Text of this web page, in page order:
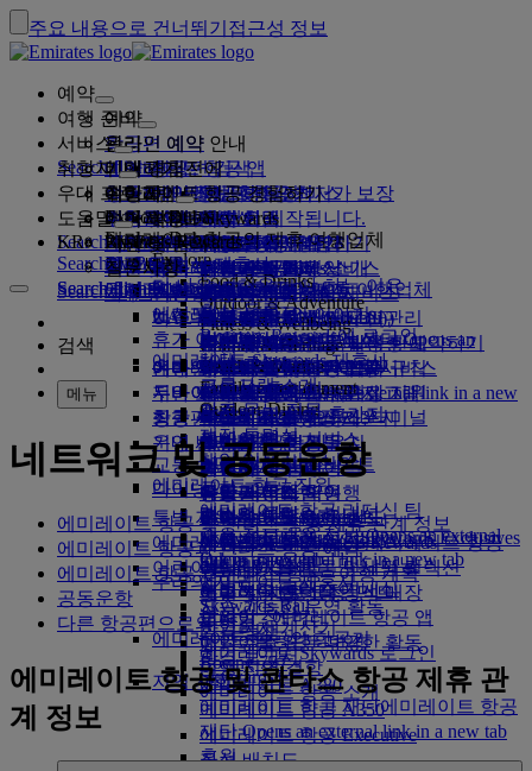
주요 내용으로 건너뛰기 접근성 정보
예약
예약
항공편 예약
항공편 검색
항공편 일정
특별 요금
특별 행사
최저가 파인더
여행 계획
호텔 예약
관광 및 활동
여행 서비스
송영송영 Opens an external link in a new
tab
두바이 연결 서비스
교통 수단
공항 교통편
렌터카 예약
제휴 항공사
온라인 예약 안내
에미레이트 항공 앱
에미레이트 항공 최저가 보장
좌석 선택
내 요금 잡아두기
에미레이트 항공 앱
Search flight
여행 준비
관리
예약 관리
예약 정보 찾아오기
예약 취소
예약 변경
좌석 선택
항공편 업그레이드
전용 운전기사 서비스 관리
몸이 불편한 분들의 여행 예약하기
온라인 체크인
체크인 옵션
항공편 상태
비행하기 전에
여행하기 전에
여행 정보
위험 품목 안내
규정 및 공지
건강
의료 정보 양식(MEDIF)
식이 정보
UAE에서 금지된 약물
두바이 국제공항
에미레이트 항공 제3터미널
터미널 간 이동
출발/도착 공항
셔틀 서비스
수하물
수하물 정보
수하물 정보
위탁 수하물
기내 수하물
추가 수하물 한도 구입
추가 위탁 수하물 허용 한도
두바이에서의 수하물 서비스
지연 또는 손상된 수하물
비자 및 여권
비자 요구 사항 검색
비자 및 여권 정보
USA 여행 허가
UAE 비자
Search flight
서비스
기내 경험
항공편에서 제공하는 서비스
기내 서비스
퍼스트 클래스
비즈니스 클래스
프리미엄 이코노미
이코노미 클래스
안락한 기내
기내 엔터테인먼트
ice에서 제공되는 프로그램
ice TV Live
기내 WiFi
어린이 엔터테인먼트
다이닝
퍼스트 클래스 기내식
비즈니스 클래스 기내식
프리미엄 이코노미 다이닝
이코노미 클래스 기내식
음료
에미레이트 항공의 항공기
Boeing 777
에미레이트 A380
에미레이트 항공 A350
에미레이트 항공 Executive
좌석 배치도
에미레이트 항공 경험하기
여기서부터 여행이 시작됩니다.
에미레이트 항공 경험하기
전용 운전기사 서비스
에미레이트 항공 서비스
계절별 행사
비접촉 여행
에미레이트 항공 라운지
퍼스트 클래스 라운지
비즈니스 클래스 라운지
전 세계 공항 라운지
제휴사 라운지
유료 라운지 이용
마르하바 라운지
에미레이트 항공에서 쇼핑
에미레이트 항공 면세점 컬렉션
에미레이트 항공 공식 매장
가족 여행
가족과 여행하기
가족 여행 계획
미동반 미성년자
임신
수하물 허용한도
어린이 및 유아용 요금 규칙
카시트 및 아기 침대
공항 서비스
기내 서비스
어린이 동반 여행
유아를 동반한 여행
유아 수하물 허용 한도
아동식 및 유아식
어린이를 위한 놀이
어린이용 엔터테인먼트
어린이 장난감
어린이를 위한 다양한 활동
Fly Better
Fly Better
더 나은 비행을 해야 하는 이유
당사 정보
당사 정보
에미레이트 항공의 이야기
미디어 센터미디어 센터 Opens an
external link in a new tab
그룹사
안전
재정 투명성
책임 있는 비즈니스
에미레이트 항공 직원
에미레이트 항공 리더십 팀
채용 정보채용 정보 Opens an external
link in a new tab
우리의 지구
지속 가능한 운영 활동
환경 정책
환경 보고서
지역 사회
에미레이트 항공 재단에미레이트 항공
재단 Opens an external link in a new tab
후원
Search flight
취항지
취항지
취항지
에미레이트 항공 취항지
아시아 및 태평양
미주
아프리카
유럽
중동
두바이 여행 정보
최근 추가된 취항지
헬싱키
항저우
다낭
선전
씨엠립
Explore Dubai
Explore Dubai
Explore
Food & Drinks
Outdoor & Adventure
Fitness & Wellbeing
Culture & Heritage
Beach & Marine
Family entertainment
Outdoor Dining
에미레이트 항공의 제휴 여행업체
항공 및 지상 제휴사
에미레이트 항공의 제휴 여행업체
콴타스 항공
flydubai
에미레이트 Skywards 제휴사
살펴보기
에미레이트 항공 도착지 보기
노선도
휴가 아이디어
해변 휴양지
자연 속 휴가지
유적지 및 문화 휴가지
도시 여행
미식 여행
Search flight
우대 프로그램
에미레이트 Skywards
에미레이트 Skywards에 가입
에미레이트 Skywards 소개
멤버십 등급
플라이두바이(flydubai)
현금+마일리지
디지털 멤버십 카드
마이 패밀리
마일리지 사용
마일리지 청구
마일리지 구매
마일리지 적립
Skywards Skysurfers
Skywards ExclusivesSkywards Exclusives
Opens an external link in a new tab
에미레이트 제휴사
Skywards Rail
마일리지 계산기
에미레이트 Skywards 로그인
Skywards+
Business Rewards
회사 등록
Business Rewards
회사 등록
Business Rewards에 로그인
혜택
프로그램 소개
자주 묻는 질문
Search flight
도움말
지원 및 문의
지원 및 문의
지원 및 문의
변경 또는 취소
비자 및 여권 도움말
피드백 또는 불만 접수
수하물 지연 또는 손상 지원
두바이 연결 서비스
운영 변경 사항
최근 여행 업데이트
항공편 상태 확인
특별 지원
몸이 불편한 분들의 에미레이트 항공
여행
특별 지원 및 요청
질문사항
자주 묻는 질문
자주 묻는 질문
에미레이트 항공 예약
네트워크 및 공동운항
다른 상품
특별 지원 및 요청
수하물 및 분실물
여행 준비
공항 서비스
에미레이트 Skywards
에미레이트 Business Rewards
객실 내 경험
도구 및 자료
모바일 - 에미레이트 항공 앱
예약 취소 또는 변경
여행 지연/결항
에미레이트 항공 소개
Search flight
KR
검색
메뉴
네트워크 및 공동운항
에미레이트 항공 및 콴타스 항공 제휴 관계 정보
에미레이트 항공과 콴타스 항공 예약
에미레이트 항공 및 콴타스 항공 - 여행 계획
공동운항
다른 항공편으로의 연결
에미레이트 항공 및 콴타스 항공 제휴 관
계 정보